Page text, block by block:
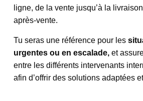
ligne, de la vente jusqu’à la
après-vente.
Tu seras une référence pour les
urgentes ou en escalade, et
entre les différents intervenants
afin d’offrir des solutions adaptées